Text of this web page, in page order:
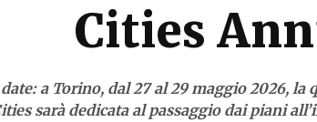
Cities
date: a Torino, dal 27 al 29 maggio 2026,
sarà dedicata al passaggio dai piani